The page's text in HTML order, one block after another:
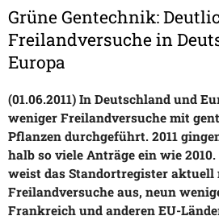
Grüne Gentechnik:
Freilandversuche in
Europa
(01.06.2011) In Deutschland und
weniger Freilandversuche mit
Pflanzen durchgeführt. 2011
halb so viele Anträge ein wie
weist das Standortregister aktuell
Freilandversuche aus, neun
Frankreich und anderen EU-